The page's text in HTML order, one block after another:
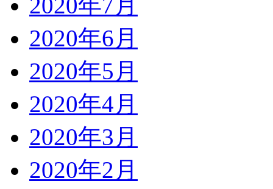
2020年7月
2020年6月
2020年5月
2020年4月
2020年3月
2020年2月